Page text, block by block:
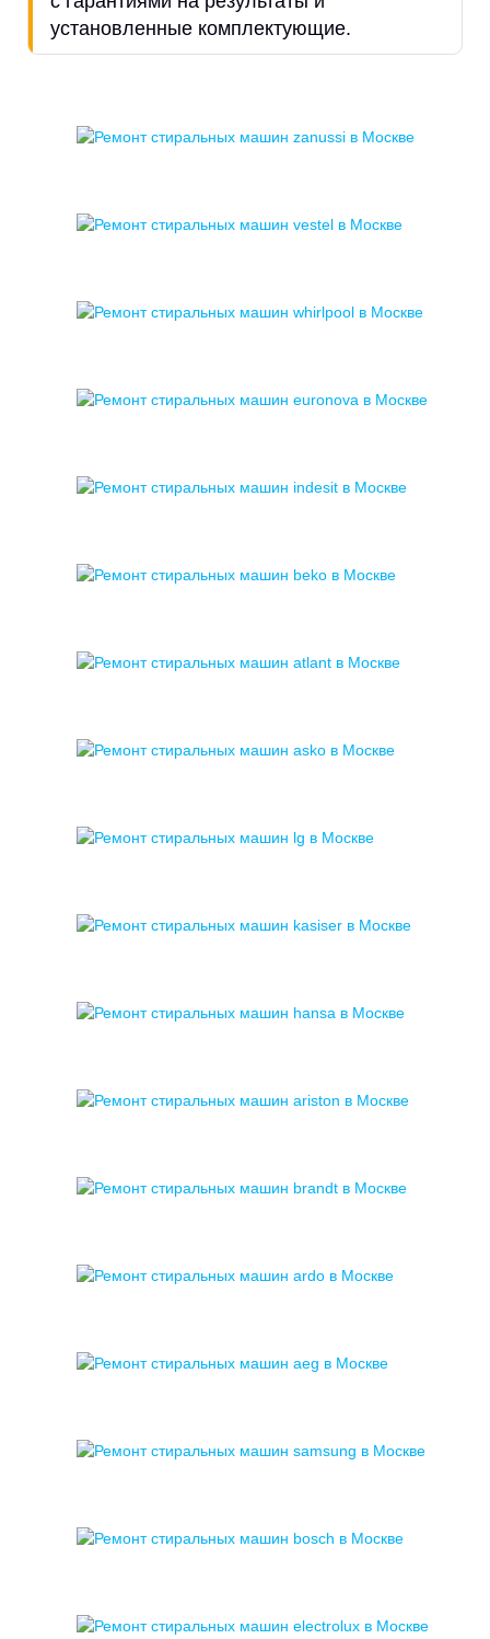
установленные комплектующие.